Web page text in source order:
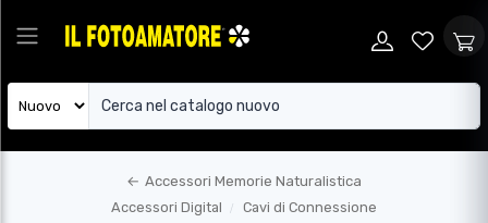
← Accessori Memorie Naturalistica
Accessori Digital
Cavi di Connessione